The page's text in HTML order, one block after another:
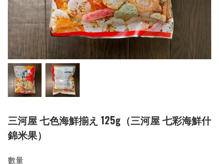
三河屋 七色海鮮揃え 125g（三河屋 七彩海鮮什
錦米果）
數量